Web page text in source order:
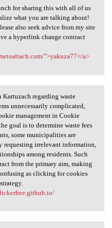
for sharing
for sharing this with all of us
what you are talking about!
also seek advice from my site
a hyperlink change contract
">yakuza77</a>
in Kartuzach
regarding waste
unnecessarily complicated,
management in Cookie
goal is to determine waste fees
some municipalities are
requesting irrelevant information,
among residents. Such
from the primary aim, making
as clicking for cookies